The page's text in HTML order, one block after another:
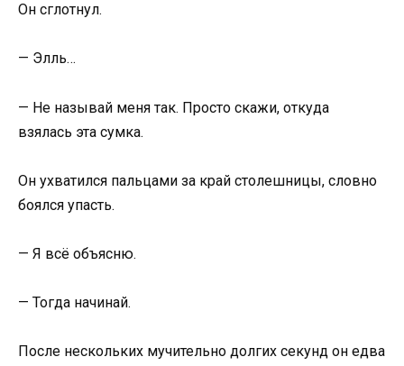
Он сглотнул.
— Элль…
— Не называй меня так. Просто скажи, откуда
взялась эта сумка.
Он ухватился пальцами за край столешницы, словно
боялся упасть.
— Я всё объясню.
— Тогда начинай.
После нескольких мучительно долгих секунд он едва